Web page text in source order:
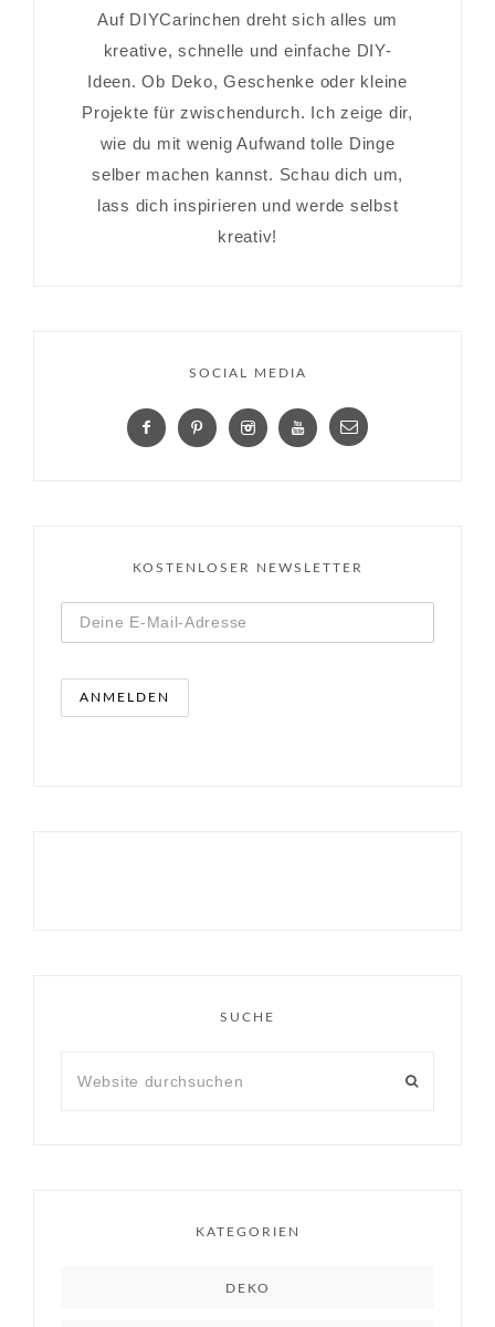
Auf DIYCarinchen dreht sich alles um
kreative, schnelle und einfache DIY-
Ideen. Ob Deko, Geschenke oder kleine
Projekte für zwischendurch. Ich zeige dir,
wie du mit wenig Aufwand tolle Dinge
selber machen kannst. Schau dich um,
lass dich inspirieren und werde selbst
kreativ!
SOCIAL MEDIA
KOSTENLOSER NEWSLETTER
SUCHE
KATEGORIEN
DEKO